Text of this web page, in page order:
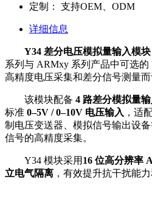
定制：
支持OEM、ODM
详细信息
Y34 差分电压模拟量输入模块
系列与 ARMxy 系列产品中可选
高精度电压采集和差分信号测量而
该模块配备 4 路差分模拟量
标准 0–5V / 0–10V 电压输入 ，适
制电压变送器、模拟信号输出设
信号的高精度采集。
Y34 模块采用 16 位高分辨率
立电气隔离 ，有效提升抗干扰能